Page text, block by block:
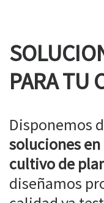
PARA TU
Disponemos
soluciones
cultivo de
diseñamos